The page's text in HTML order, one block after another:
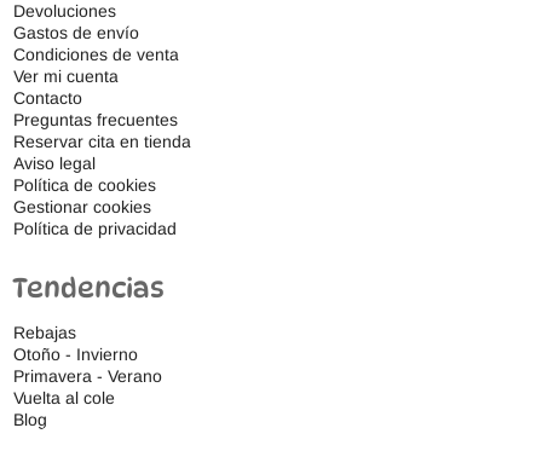
Devoluciones
Gastos de envío
Condiciones de venta
Ver mi cuenta
Contacto
Preguntas frecuentes
Reservar cita en tienda
Aviso legal
Política de cookies
Gestionar cookies
Política de privacidad
Tendencias
Rebajas
Otoño - Invierno
Primavera - Verano
Vuelta al cole
Blog